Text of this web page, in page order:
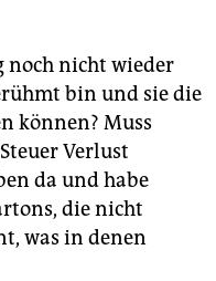
noch nicht wieder
bin und sie die
können? Muss
Verlust
da und habe
die nicht
was in denen